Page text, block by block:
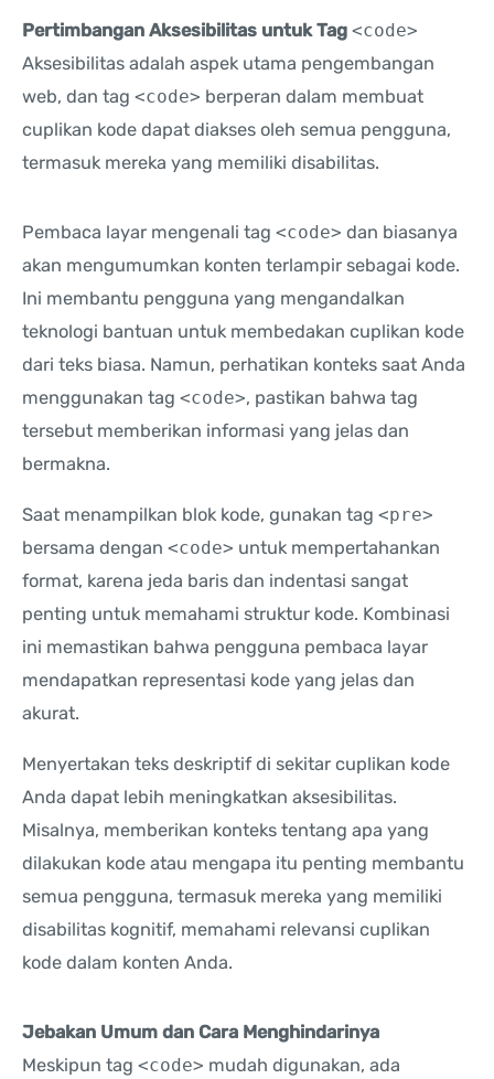
Pertimbangan Aksesibilitas untuk Tag <code>
Aksesibilitas adalah aspek utama pengembangan
web, dan tag <code> berperan dalam membuat
cuplikan kode dapat diakses oleh semua pengguna,
termasuk mereka yang memiliki disabilitas.
Pembaca layar mengenali tag <code> dan biasanya
akan mengumumkan konten terlampir sebagai kode.
Ini membantu pengguna yang mengandalkan
teknologi bantuan untuk membedakan cuplikan kode
dari teks biasa. Namun, perhatikan konteks saat Anda
menggunakan tag <code>, pastikan bahwa tag
tersebut memberikan informasi yang jelas dan
bermakna.
Saat menampilkan blok kode, gunakan tag <pre>
bersama dengan <code> untuk mempertahankan
format, karena jeda baris dan indentasi sangat
penting untuk memahami struktur kode. Kombinasi
ini memastikan bahwa pengguna pembaca layar
mendapatkan representasi kode yang jelas dan
akurat.
Menyertakan teks deskriptif di sekitar cuplikan kode
Anda dapat lebih meningkatkan aksesibilitas.
Misalnya, memberikan konteks tentang apa yang
dilakukan kode atau mengapa itu penting membantu
semua pengguna, termasuk mereka yang memiliki
disabilitas kognitif, memahami relevansi cuplikan
kode dalam konten Anda.
Jebakan Umum dan Cara Menghindarinya
Meskipun tag <code> mudah digunakan, ada